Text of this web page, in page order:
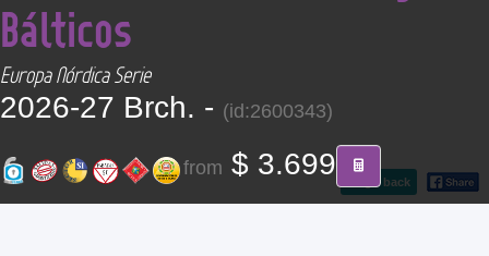
go back
Bálticos
Europa Nórdica Serie
2026-27 Brch. - (id:2600343)
from $ 3.699